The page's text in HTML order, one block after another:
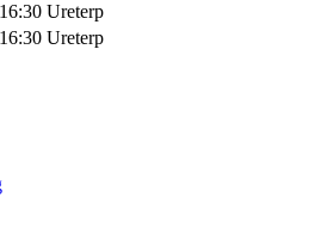
Ureterp
Ureterp